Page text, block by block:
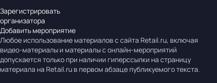
Зарегистрировать
организатора
Добавить мероприятие
Любое использование материалов с сайта Retail.ru, включая
видео-материалы и материалы с онлайн-мероприятий
допускается только при наличии гиперссылки на страницу
материала на Retail.ru в первом абзаце публикуемого текста.